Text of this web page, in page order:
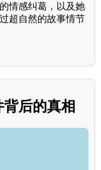
情感纠葛，以及她
超自然的故事情节
后的真相